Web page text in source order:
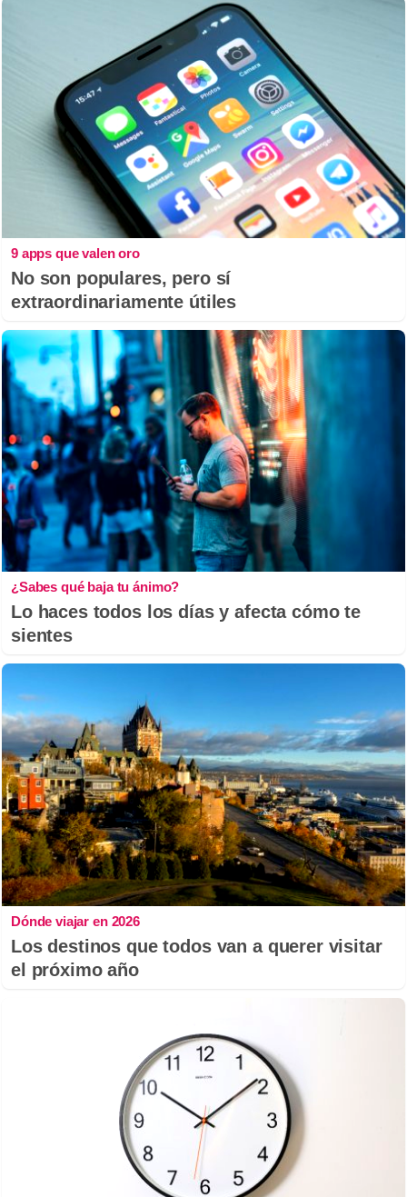
9 apps que valen oro
No son populares, pero sí
extraordinariamente útiles
¿Sabes qué baja tu ánimo?
Lo haces todos los días y afecta cómo te
sientes
Dónde viajar en 2026
Los destinos que todos van a querer visitar
el próximo año